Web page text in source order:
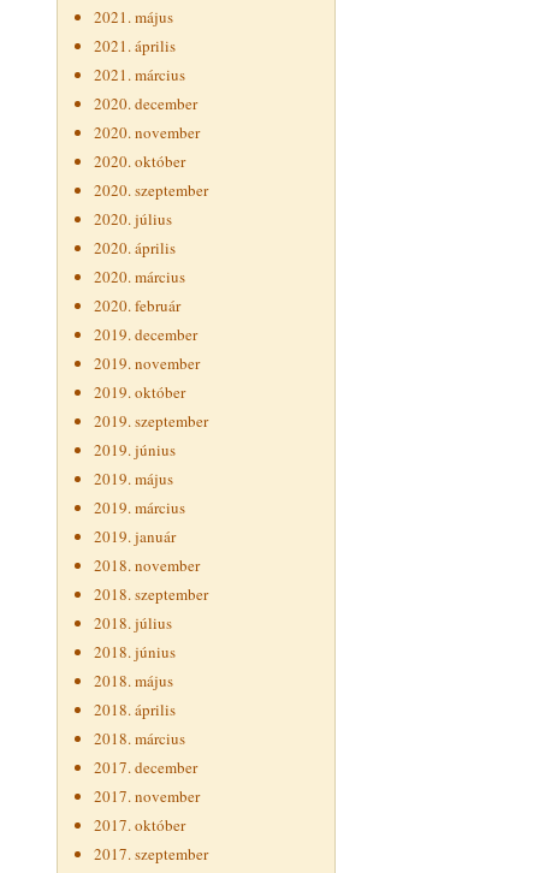
2021. május
2021. április
2021. március
2020. december
2020. november
2020. október
2020. szeptember
2020. július
2020. április
2020. március
2020. február
2019. december
2019. november
2019. október
2019. szeptember
2019. június
2019. május
2019. március
2019. január
2018. november
2018. szeptember
2018. július
2018. június
2018. május
2018. április
2018. március
2017. december
2017. november
2017. október
2017. szeptember